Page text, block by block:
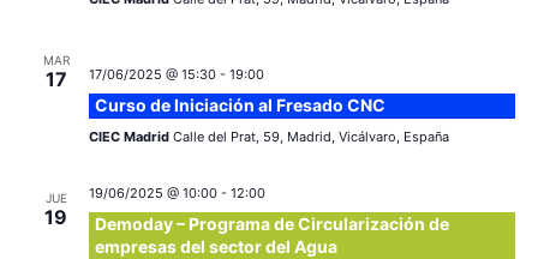
MAR
17 17/06/2025 @ 15:30- 19:00
Curso de Iniciación al Fresado CNC
CIEC Madrid Calle del Prat, 59, Madrid, Vicálvaro, España
JUE
19
19/06/2025 @ 10:00- 12:00
Demoday – Programa de Circularización de
empresas del sector del Agua